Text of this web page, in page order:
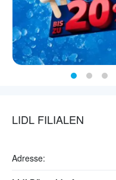
LIDL FILIALEN
Adresse: